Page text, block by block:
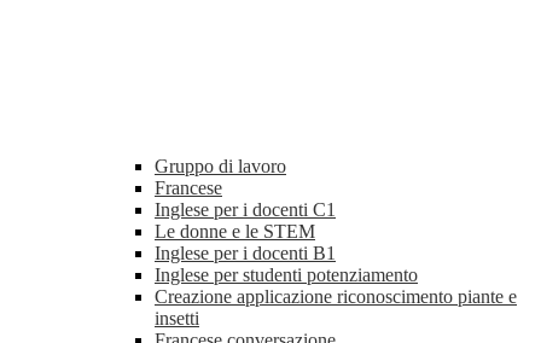
Gruppo di lavoro
Francese
Inglese per i docenti C1
Le donne e le STEM
Inglese per i docenti B1
Inglese per studenti potenziamento
Creazione applicazione riconoscimento piante e
insetti